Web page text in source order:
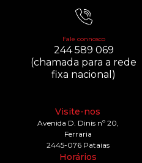
Visite-nos
Avenida D. Dinis nº 20,
Ferraria
2445-076 Pataias
Horários
Fale connosco
244 589 069
(chamada para a rede
fixa nacional)